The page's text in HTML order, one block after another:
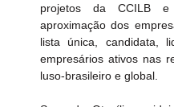
projetos da CCILB
aproximação dos
lista única, candidata,
empresários ativos nas
luso-brasileiro e global.